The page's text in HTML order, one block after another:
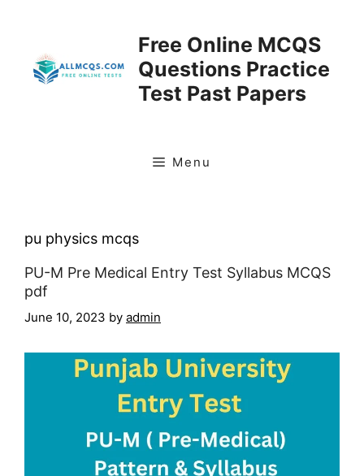
Free Online MCQS
Questions Practice
Test Past Papers
Menu
pu physics mcqs
PU-M Pre Medical Entry Test Syllabus MCQS
pdf
June 10, 2023 by admin